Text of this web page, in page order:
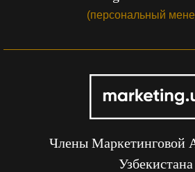
(персональный
Члены Маркетинговой
Узбекистана